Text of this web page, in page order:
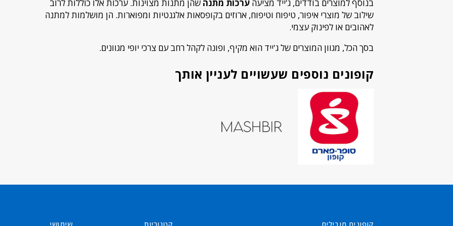
בנוסף למוצרים בודדים, ג'ייד מציעה ערכות מתנה שהן מתנות מצוינות. ערכות אלו כוללות לרוב
שילוב של מוצרי איפור, טיפוח וטיפוח, ארוזים בקופסאות אלגנטיות ומפוארות. הן מושלמות למתנה
לאהובים או לפינוק עצמי.
בסך הכל, מגוון המוצרים של ג'ייד הוא מקיף, ופונה לקהל רחב עם צרכי יופי מגוונים.
קופונים נוספים שעשויים לעניין אותך